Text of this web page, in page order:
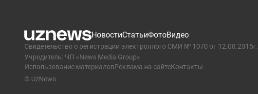
НовостиСтатьиФотоВидео
Свидетельство о регистрации электронного СМИ № 1070 от 12.08.2015г.
Учредитель: ЧП «News Media Group»
Использование материаловРеклама на сайтеКонтакты
© UzNews